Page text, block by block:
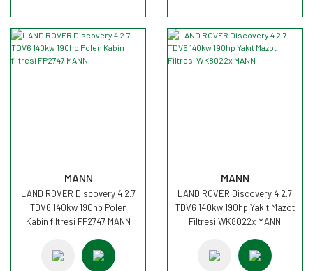
MANN
LAND ROVER Discovery 4 2.7
TDV6 140kw 190hp Polen
Kabin filtresi FP2747 MANN
MANN
LAND ROVER Discovery 4 2.7
TDV6 140kw 190hp Yakıt Mazot
Filtresi WK8022x MANN